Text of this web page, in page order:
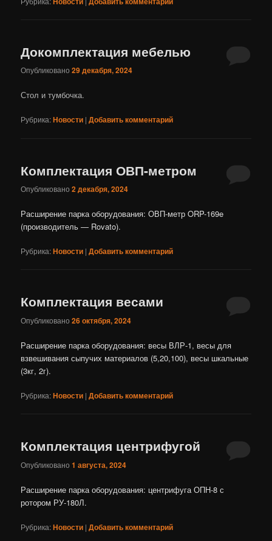
Докомплектация мебелью
Опубликовано29 декабря, 2024
Стол и тумбочка.
Рубрика:Новости |Добавить комментарий
Комплектация ОВП-метром
Опубликовано2 декабря, 2024
Расширение парка оборудования: ОВП-метр ORP-169e
(производитель — Rovato).
Рубрика:Новости |Добавить комментарий
Комплектация весами
Опубликовано26 октября, 2024
Расширение парка оборудования: весы ВЛР-1, весы для
взвешивания сыпучих материалов (5,20,100), весы шкальные
(3кг, 2г).
Рубрика:Новости |Добавить комментарий
Комплектация центрифугой
Опубликовано1 августа, 2024
Расширение парка оборудования: центрифуга ОПН-8 с
ротором РУ-180Л.
Рубрика:Новости |Добавить комментарий